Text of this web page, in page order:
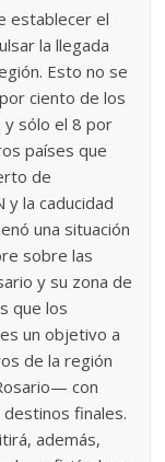
establecer el
la llegada
Esto no se
ciento de los
y sólo el 8 por
países que
de
y la caducidad
una situación
sobre las
y su zona de
que los
un objetivo a
de la región
con
finales.
además,